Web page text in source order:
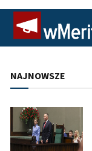
NAJNOWSZE